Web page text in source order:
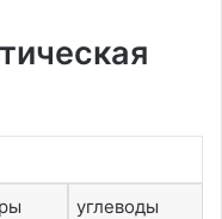
углеводы